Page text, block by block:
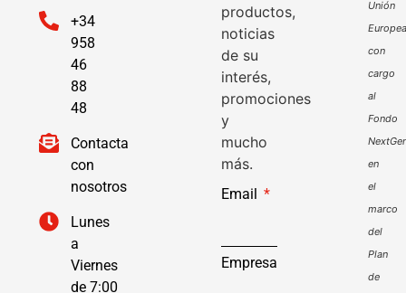
+34
958
46
88
48
Contacta
con
nosotros
Lunes
a
Viernes
de 7:00
productos,
noticias
de su
interés,
promociones
y
mucho
más.
Email
Empresa
Unión
Europea
con
cargo
al
Fondo
en
el
marco
del
Plan
de